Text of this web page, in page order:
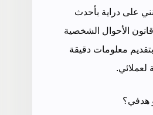
على دراية بأحدث
الأحوال الشخصية
بتقديم معلومات دقيقة
لعملائي.
هدفي؟